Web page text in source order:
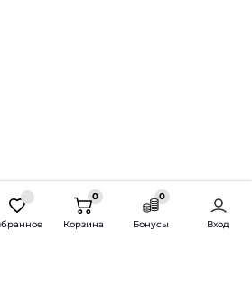
0
Корзина
0
Бонусы Вход
и установка автозвука.
по всей России и СНГ